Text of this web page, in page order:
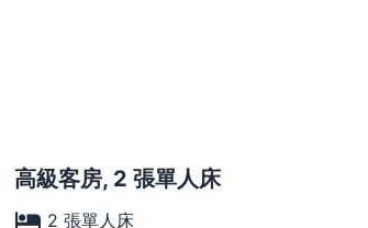
高級客房, 2 張單人床
2 張單人床